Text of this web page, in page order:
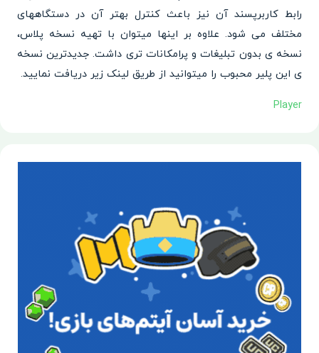
رابط کاربرپسند آن نیز باعث کنترل بهتر آن در دستگاههای
مختلف می شود. علاوه بر اینها میتوان با تهیه نسخه پلاس،
نسخه ی بدون تبلیغات و پرامکانات تری داشت. جدیدترین نسخه
ی این پلیر محبوب را میتوانید از طریق لینک زیر دریافت نمایید.
Player